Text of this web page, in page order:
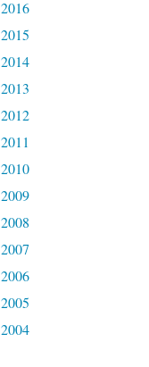
2016
2015
2014
2013
2012
2011
2010
2009
2008
2007
2006
2005
2004